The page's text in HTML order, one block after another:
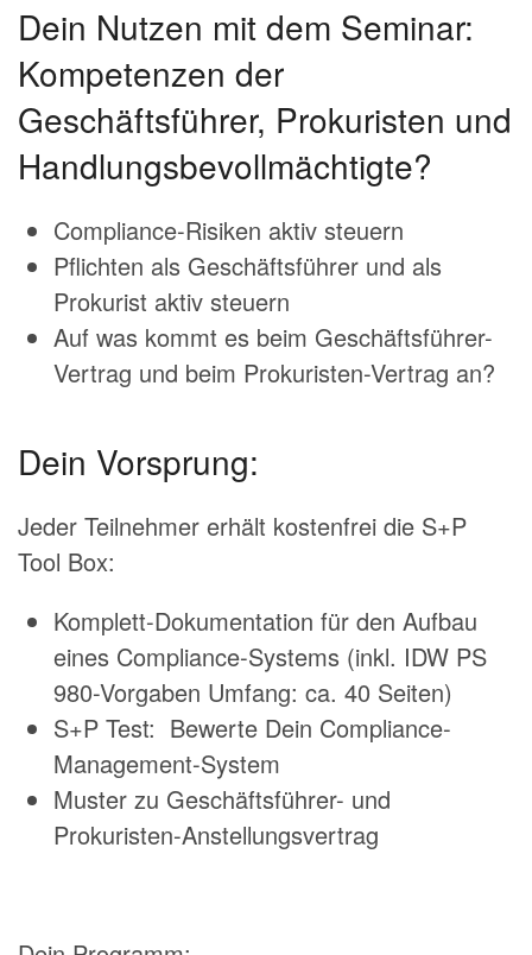
Dein Nutzen mit dem Seminar:
Kompetenzen der
Geschäftsführer, Prokuristen und
Handlungsbevollmächtigte?
Compliance-Risiken aktiv steuern
Pflichten als Geschäftsführer und als
Prokurist aktiv steuern
Auf was kommt es beim Geschäftsführer-
Vertrag und beim Prokuristen-Vertrag an?
Dein Vorsprung:
Jeder Teilnehmer erhält kostenfrei die S+P
Tool Box:
Komplett-Dokumentation für den Aufbau
eines Compliance-Systems (inkl. IDW PS
980-Vorgaben Umfang: ca. 40 Seiten)
S+P Test: Bewerte Dein Compliance-
Management-System
Muster zu Geschäftsführer- und
Prokuristen-Anstellungsvertrag